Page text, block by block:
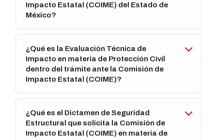
Impacto Estatal (COIME) del Estado de
México?
¿Qué es la Evaluación Técnica de
Impacto en materia de Protección Civil
dentro del trámite ante la Comisión de
Impacto Estatal (COIME)?
¿Qué es el Dictamen de Seguridad
Estructural que solicita la Comisión de
Impacto Estatal (COIME) en materia de